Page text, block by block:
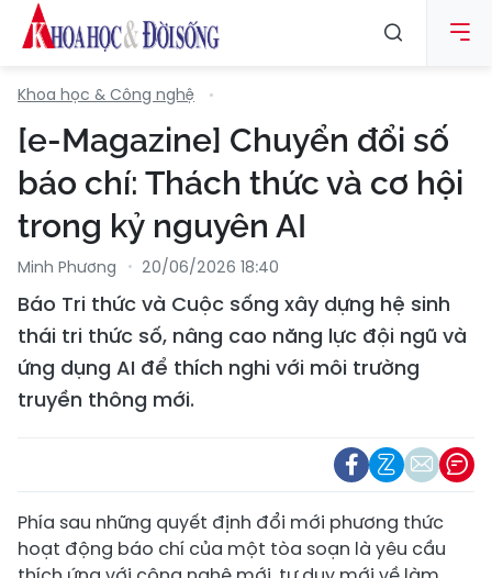
Khoa học & Công nghệ
[e-Magazine] Chuyển đổi số
báo chí: Thách thức và cơ hội
trong kỷ nguyên AI
Minh Phương 20/06/2026 18:40
Báo Tri thức và Cuộc sống xây dựng hệ sinh
thái tri thức số, nâng cao năng lực đội ngũ và
ứng dụng AI để thích nghi với môi trường
truyền thông mới.
Phía sau những quyết định đổi mới phương thức
hoạt động báo chí của một tòa soạn là yêu cầu